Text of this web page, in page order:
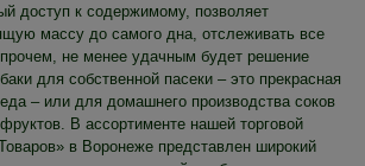
доступ к содержимому, позволяет
массу до самого дна, отслеживать все
не менее удачным будет решение
для собственной пасеки – это прекрасная
– или для домашнего производства соков
В ассортименте нашей торговой
в Воронеже представлен широкий